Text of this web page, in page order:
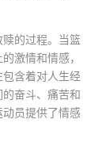
的过程。当篮
激情和情感，
含着对人生经
奋斗、痛苦和
员提供了情感